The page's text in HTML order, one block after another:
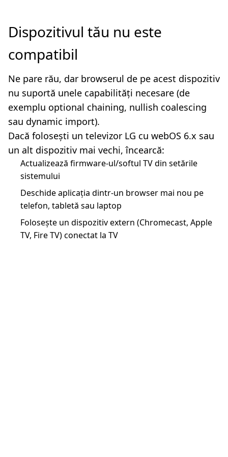
Dispozitivul tău nu este
compatibil
Ne pare rău, dar browserul de pe acest dispozitiv
nu suportă unele capabilități necesare (de
exemplu optional chaining, nullish coalescing
sau dynamic import).
Dacă folosești un televizor LG cu webOS 6.x sau
un alt dispozitiv mai vechi, încearcă:
Actualizează firmware-ul/softul TV din setările
sistemului
Deschide aplicația dintr-un browser mai nou pe
telefon, tabletă sau laptop
Folosește un dispozitiv extern (Chromecast, Apple
TV, Fire TV) conectat la TV